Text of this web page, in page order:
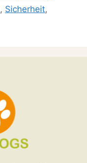
, Sicherheit,